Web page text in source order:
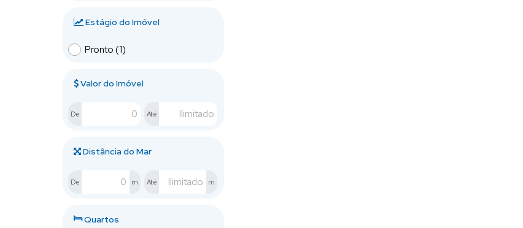
Estágio do Imóvel
Pronto (1)
Valor do Imóvel
De Até
Distância do Mar
De m Até m
Quartos